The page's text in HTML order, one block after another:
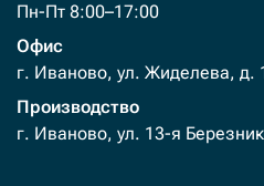
Пн-Пт 8:00–17:00
Офис
г. Иваново, ул. Жиделева, д.
Производство
г. Иваново, ул. 13-я